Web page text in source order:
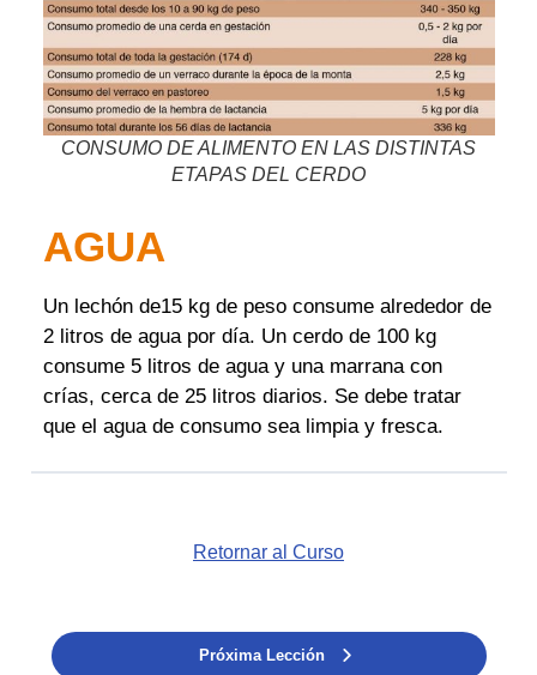
CONSUMO DE ALIMENTO EN LAS DISTINTAS
ETAPAS DEL CERDO
AGUA
Un lechón de15 kg de peso consume alrededor de
2 litros de agua por día. Un cerdo de 100 kg
consume 5 litros de agua y una marrana con
crías, cerca de 25 litros diarios. Se debe tratar
que el agua de consumo sea limpia y fresca.
Retornar al Curso
Próxima Lección